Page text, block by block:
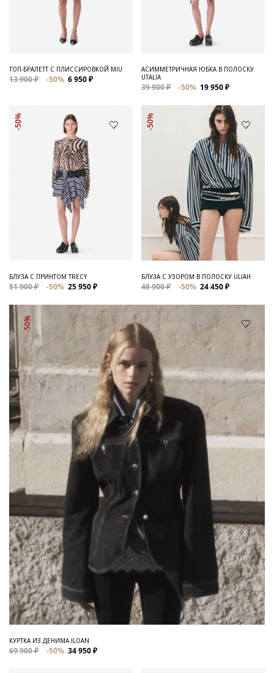
ТОП-БРАЛЕТТ С ПЛИССИРОВКОЙ MIU
13 900 ₽ -50% 6 950 ₽
АСИММЕТРИЧНАЯ ЮБКА В ПОЛОСКУ
UTALIA
39 900 ₽ -50% 19 950 ₽
-50%
БЛУЗА С ПРИНТОМ TRECY
51 900 ₽ -50% 25 950 ₽
-50%
БЛУЗА С УЗОРОМ В ПОЛОСКУ ULIAH
48 900 ₽ -50% 24 450 ₽
-50%
КУРТКА ИЗ ДЕНИМА ILOAN
69 900 ₽ -50% 34 950 ₽